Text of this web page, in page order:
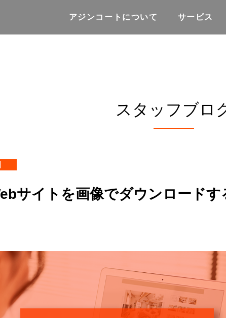
アジンコートについて サービス
スタッフブロ
サイトを画像でダウンロードす